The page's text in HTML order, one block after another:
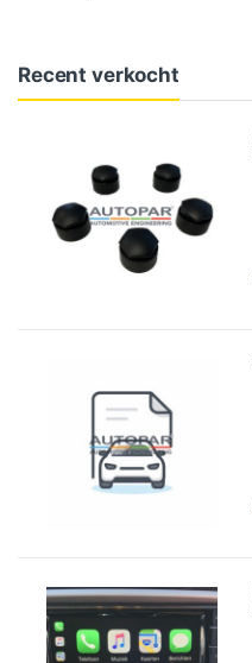
Recent verkocht